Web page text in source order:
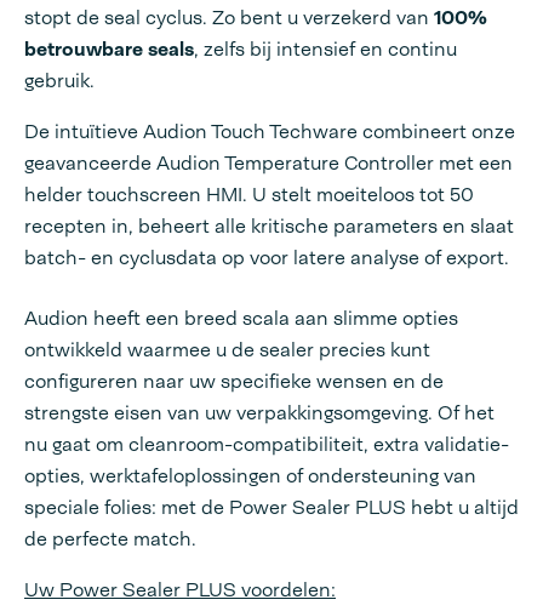
stopt de seal cyclus. Zo bent u verzekerd van 100%
betrouwbare seals, zelfs bij intensief en continu
gebruik.
De intuïtieve Audion Touch Techware combineert onze
geavanceerde Audion Temperature Controller met een
helder touchscreen HMI. U stelt moeiteloos tot 50
recepten in, beheert alle kritische parameters en slaat
batch- en cyclusdata op voor latere analyse of export.
Audion heeft een breed scala aan slimme opties
ontwikkeld waarmee u de sealer precies kunt
configureren naar uw specifieke wensen en de
strengste eisen van uw verpakkingsomgeving. Of het
nu gaat om cleanroom-compatibiliteit, extra validatie-
opties, werktafeloplossingen of ondersteuning van
speciale folies: met de Power Sealer PLUS hebt u altijd
de perfecte match.
Uw Power Sealer PLUS voordelen: